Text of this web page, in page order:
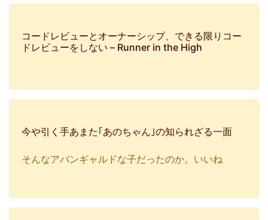
コードレビューとオーナーシップ、できる限りコー
ドレビューをしない – Runner in the High
今や引く手あまた｢あのちゃん｣の知られざる一面
そんなアバンギャルドな子だったのか。いいね